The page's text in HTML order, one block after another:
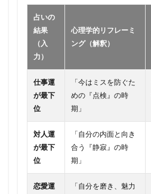
占いの
結果
（入
力）
心理学的リフレーミ
ング（解釈）
仕事運
が最下
位
「今はミスを防ぐた
めの『点検』の時
期」
対人運
が最下
位
「自分の内面と向き
合う『静寂』の時
期」
恋愛運
「自分を磨き、魅力